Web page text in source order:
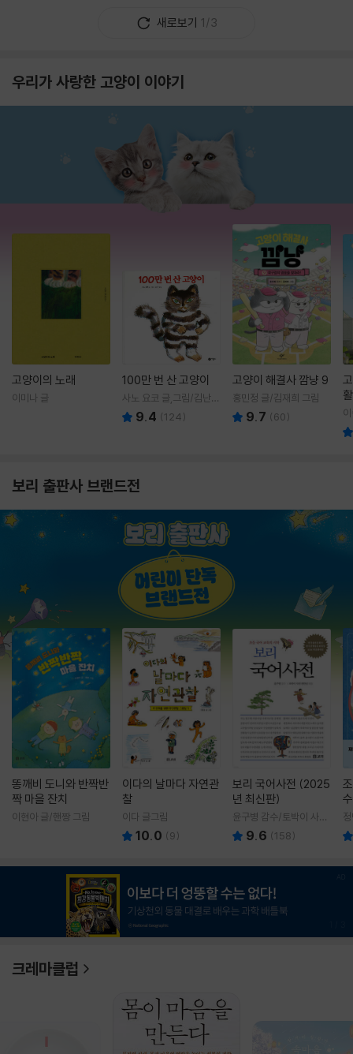
새로보기 1/3
우리가 사랑한 고양이 이야기
고양이의 노래
이미나 글
100만 번 산 고양이
사노 요코 글,그림/김난주
역 9.4 (124)
고양이 해결사 깜냥 9
홍민정 글/김재희 그림
9.7 (60)
보리 출판사 브랜드전
똥깨비 도니와 반짝반
짝 마을 잔치
이현아 글/핸짱 그림
이다의 날마다 자연관
찰
이다 글그림
10.0 (9)
보리 국어사전 (2025
년 최신판)
윤구병 감수/토박이 사전
편찬실 편
9.6 (158)
크레마클럽